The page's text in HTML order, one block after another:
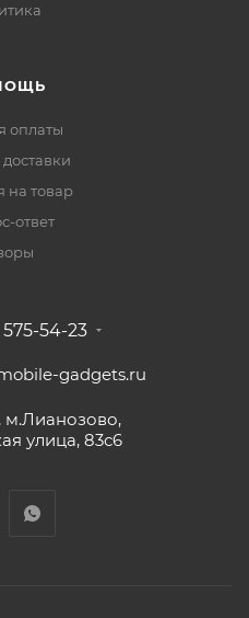
оплаты
на товар
ответ
575-54-23
gadgets.ru
м.Лианозово,
улица, 83с6